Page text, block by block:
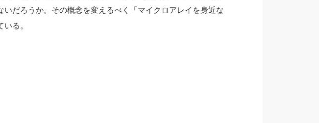
だろうか。その概念を変えるべく「マイクロアレイを身近な
る。